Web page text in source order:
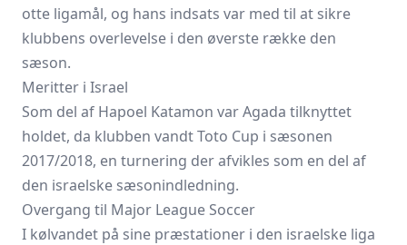
otte ligamål, og hans indsats var med til at sikre
klubbens overlevelse i den øverste række den
sæson.
Meritter i Israel
Som del af Hapoel Katamon var Agada tilknyttet
holdet, da klubben vandt Toto Cup i sæsonen
2017/2018, en turnering der afvikles som en del af
den israelske sæsonindledning.
Overgang til Major League Soccer
I kølvandet på sine præstationer i den israelske liga